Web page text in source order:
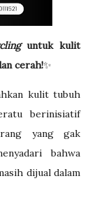
untuk kulit
cerah!✨
kulit tubuh
berinisiatif
yang gak
bahwa
dijual dalam